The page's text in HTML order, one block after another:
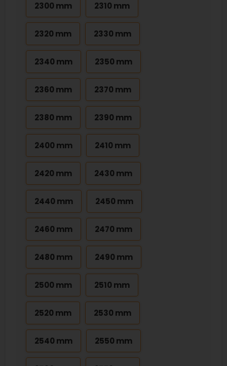
2300 mm 2310 mm
2320 mm 2330 mm
2340 mm 2350 mm
2360 mm 2370 mm
2380 mm 2390 mm
2400 mm 2410 mm
2420 mm 2430 mm
2440 mm 2450 mm
2460 mm 2470 mm
2480 mm 2490 mm
2500 mm 2510 mm
2520 mm 2530 mm
2540 mm 2550 mm